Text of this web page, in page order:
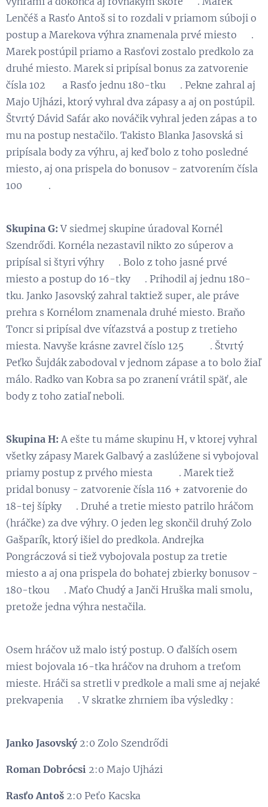
Lenčéš a Rasťo Antoš si to rozdali v priamom súboji o
postup a Marekova výhra znamenala prvé miesto 💪.
Marek postúpil priamo a Rasťovi zostalo predkolo za
druhé miesto. Marek si pripísal bonus za zatvorenie
čísla 102 😉 a Rasťo jednu 180-tku 💪. Pekne zahral aj
Majo Ujházi, ktorý vyhral dva zápasy a aj on postúpil.
Štvrtý Dávid Safár ako nováčik vyhral jeden zápas a to
mu na postup nestačilo. Takisto Blanka Jasovská si
pripísala body za výhru, aj keď bolo z toho posledné
miesto, aj ona prispela do bonusov - zatvorením čísla
100 👏😃.
Skupina G:V siedmej skupine úradoval Kornél
Szendrődi. Kornéla nezastavil nikto zo súperov a
pripísal si štyri výhry 👏. Bolo z toho jasné prvé
miesto a postup do 16-tky 😉. Prihodil aj jednu 180-
tku. Janko Jasovský zahral taktiež super, ale práve
prehra s Kornélom znamenala druhé miesto. Braňo
Toncr si pripísal dve víťazstvá a postup z tretieho
miesta. Navyše krásne zavrel číslo 125 👏💪. Štvrtý
Peťko Šujdák zabodoval v jednom zápase a to bolo žiaľ
málo. Radko van Kobra sa po zranení vrátil späť, ale
body z toho zatiaľ neboli.
Skupina H: A ešte tu máme skupinu H, v ktorej vyhral
všetky zápasy Marek Galbavý a zaslúžene si vybojoval
priamy postup z prvého miesta 😃👏. Marek tiež
pridal bonusy - zatvorenie čísla 116 + zatvorenie do
18-tej šípky 💪. Druhé a tretie miesto patrilo hráčom
(hráčke) za dve výhry. O jeden leg skončil druhý Zolo
Gašparík, ktorý išiel do predkola. Andrejka
Pongráczová si tiež vybojovala postup za tretie
miesto a aj ona prispela do bohatej zbierky bonusov -
180-tkou 😃. Maťo Chudý a Janči Hruška mali smolu,
pretože jedna výhra nestačila.
Osem hráčov už malo istý postup. O ďalších osem
miest bojovala 16-tka hráčov na druhom a treťom
mieste. Hráči sa stretli v predkole a mali sme aj nejaké
prekvapenia 😉. V skratke zhrniem iba výsledky :
Janko Jasovský2:0 Zolo Szendrődi
Roman Dobrócsi 2:0 Majo Ujházi
Rasťo Antoš 2:0 Peťo Kacska